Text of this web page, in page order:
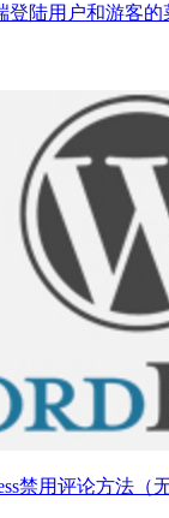
登陆用户和游客的
禁用评论方法（